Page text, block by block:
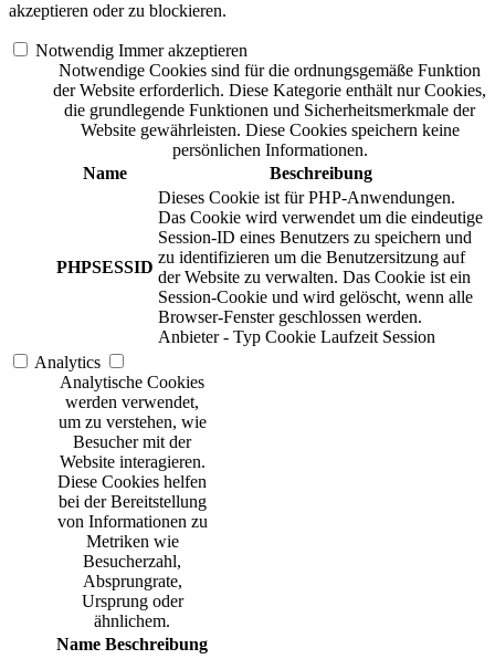
akzeptieren oder zu blockieren.
Notwendig Immer akzeptieren
Notwendige Cookies sind für die ordnungsgemäße Funktion
der Website erforderlich. Diese Kategorie enthält nur Cookies,
die grundlegende Funktionen und Sicherheitsmerkmale der
Website gewährleisten. Diese Cookies speichern keine
persönlichen Informationen.
Name
Beschreibung
PHPSESSID
Dieses Cookie ist für PHP-Anwendungen.
Das Cookie wird verwendet um die eindeutige
Session-ID eines Benutzers zu speichern und
zu identifizieren um die Benutzersitzung auf
der Website zu verwalten. Das Cookie ist ein
Session-Cookie und wird gelöscht, wenn alle
Browser-Fenster geschlossen werden.
Anbieter - Typ Cookie Laufzeit Session
Analytics
Analytische Cookies
werden verwendet,
um zu verstehen, wie
Besucher mit der
Website interagieren.
Diese Cookies helfen
bei der Bereitstellung
von Informationen zu
Metriken wie
Besucherzahl,
Absprungrate,
Ursprung oder
ähnlichem.
Name Beschreibung